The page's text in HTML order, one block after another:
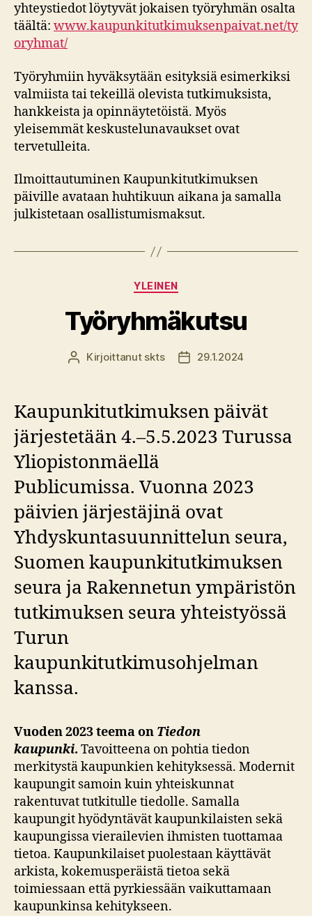
yhteystiedot löytyvät jokaisen työryhmän osalta
täältä: www.kaupunkitutkimuksenpaivat.net/ty
oryhmat/
Työryhmiin hyväksytään esityksiä esimerkiksi
valmiista tai tekeillä olevista tutkimuksista,
hankkeista ja opinnäytetöistä. Myös
yleisemmät keskustelunavaukset ovat
tervetulleita.
Ilmoittautuminen Kaupunkitutkimuksen
päiville avataan huhtikuun aikana ja samalla
julkistetaan osallistumismaksut.
Kategoriat
YLEINEN
Työryhmäkutsu
Kirjoittaja
Kirjoittanut skts Julkaisupäivämäärä
29.1.2024
Kaupunkitutkimuksen päivät
järjestetään 4.–5.5.2023 Turussa
Yliopistonmäellä
Publicumissa. Vuonna 2023
päivien järjestäjinä ovat
Yhdyskuntasuunnittelun seura,
Suomen kaupunkitutkimuksen
seura ja Rakennetun ympäristön
tutkimuksen seura yhteistyössä
Turun
kaupunkitutkimusohjelman
kanssa.
Vuoden 2023 teema on Tiedon
kaupunki. Tavoitteena on pohtia tiedon
merkitystä kaupunkien kehityksessä. Modernit
kaupungit samoin kuin yhteiskunnat
rakentuvat tutkitulle tiedolle. Samalla
kaupungit hyödyntävät kaupunkilaisten sekä
kaupungissa vierailevien ihmisten tuottamaa
tietoa. Kaupunkilaiset puolestaan käyttävät
arkista, kokemusperäistä tietoa sekä
toimiessaan että pyrkiessään vaikuttamaan
kaupunkinsa kehitykseen.